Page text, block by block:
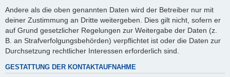
Andere als die oben genannten Daten wird der Betreiber nur mit
deiner Zustimmung an Dritte weitergeben. Dies gilt nicht, sofern er
auf Grund gesetzlicher Regelungen zur Weitergabe der Daten (z.
B. an Strafverfolgungsbehörden) verpflichtet ist oder die Daten zur
Durchsetzung rechtlicher Interessen erforderlich sind.
GESTATTUNG DER KONTAKTAUFNAHME